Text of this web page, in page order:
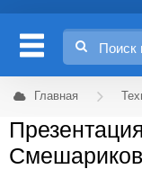
Главная